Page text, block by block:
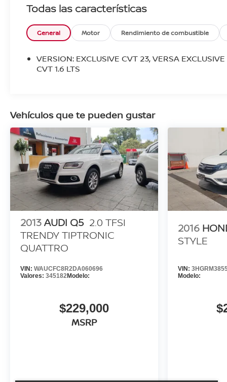
Todas las características
General Motor Rendimiento de combustible
VERSION: EXCLUSIVE CVT 23, VERSA EXCLUSIVE
CVT 1.6 LTS
Vehículos que te pueden gustar
2013AUDI Q5 2.0 TFSI
TRENDY TIPTRONIC
QUATTRO
VIN: WAUCFC8R2DA060696
Valores: 345182Modelo:
$229,000
MSRP
2016
STYLE
VIN:
Modelo: